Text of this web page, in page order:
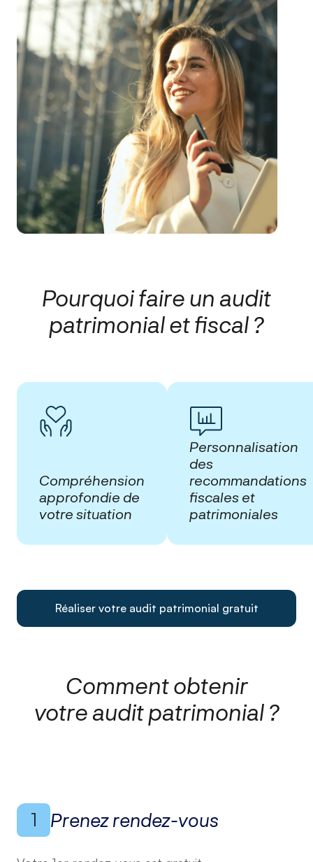
Pourquoi faire un audit
patrimonial et fiscal ?
Compréhension
approfondie de
votre situation
Personnalisation
des
recommandations
fiscales et
patrimoniales
Réaliser votre audit patrimonial gratuit
Comment obtenir
votre audit patrimonial ?
1 Prenez rendez-vous